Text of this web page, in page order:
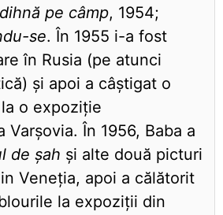
pe câmp, 1954;
se. În 1955 i-a fost
în Rusia (pe atunci
și apoi a câștigat o
o expoziție
Varșovia. În 1956, Baba a
de șah și alte două picturi
Veneția, apoi a călătorit
la expoziții din